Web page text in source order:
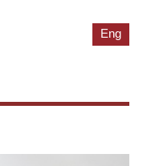
Eng